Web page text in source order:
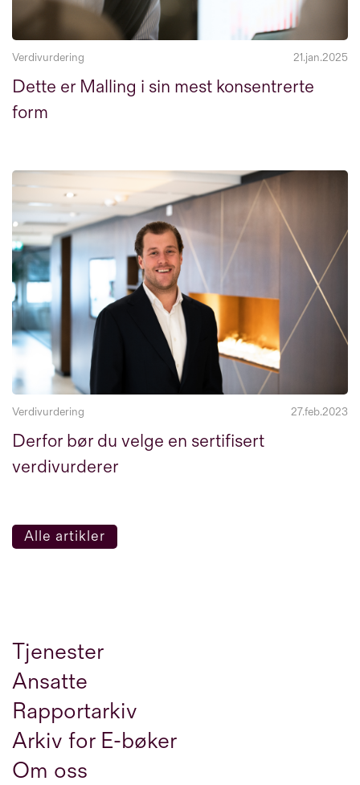
Verdivurdering 21.jan.2025
Dette er Malling i sin mest konsentrerte
form
Verdivurdering 27.feb.2023
Derfor bør du velge en sertifisert
verdivurderer
Alle artikler
Tjenester
Ansatte
Rapportarkiv
Arkiv for E-bøker
Om oss